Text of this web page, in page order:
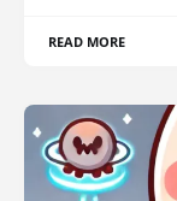
READ MORE